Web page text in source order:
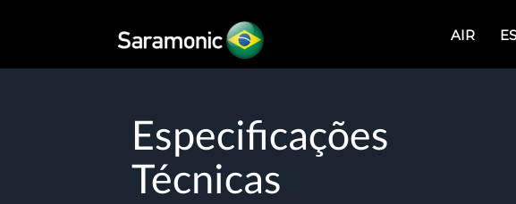
AIR
Especificações
Técnicas